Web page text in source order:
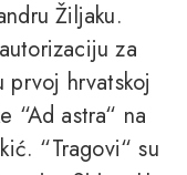
Žiljaku.
za
prvoj hrvatskoj
“Ad astra“ na
“Tragovi“ su